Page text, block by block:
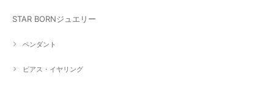
STAR BORNジュエリー
ペンダント
ピアス・イヤリング